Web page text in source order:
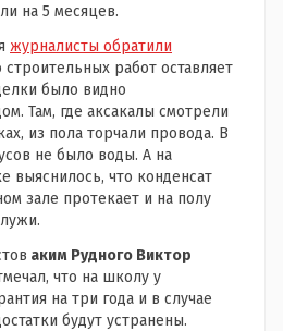
на 5 месяцев.
журналисты обратили
строительных работ оставляет
было видно
Там, где аксакалы смотрели
из пола торчали провода. В
не было воды. А на
выяснилось, что конденсат
зале протекает и на полу
аким Рудного Виктор
что на школу у
на три года и в случае
будут устранены.